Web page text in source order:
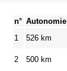
n° Autonomie
1
526 km
2
500 km